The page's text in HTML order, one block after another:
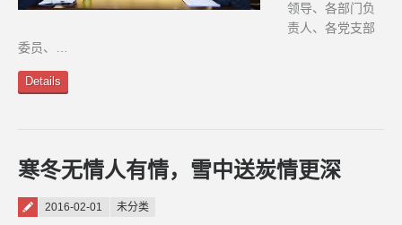
领导、各部门负
责人、各党支部
委员、…
Details
寒冬无情人有情，雪中送炭情更深
Posted on
2016-02-01 未分类